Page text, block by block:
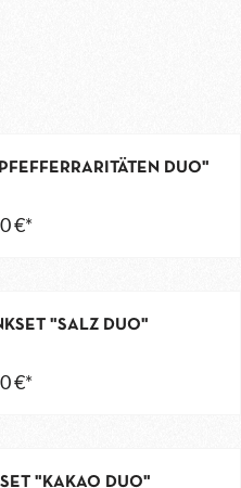
DUO"
€*
"SALZ DUO"
€*
"KAKAO DUO"